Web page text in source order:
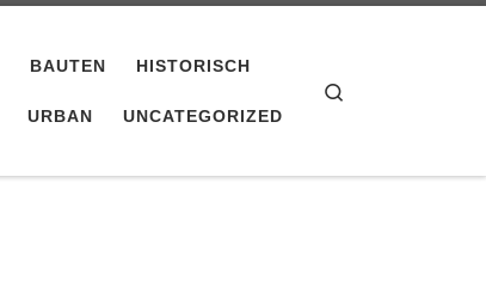
BAUTEN HISTORISCH
URBAN UNCATEGORIZED